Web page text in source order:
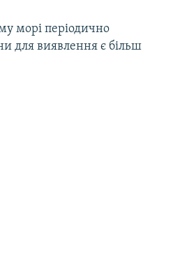
морі періодично
для виявлення є більш